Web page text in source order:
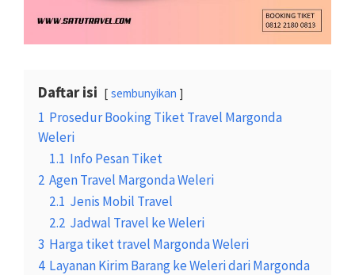
Daftar isi sembunyikan
1 Prosedur Booking Tiket Travel Margonda
Weleri
1.1 Info Pesan Tiket
2 Agen Travel Margonda Weleri
2.1 Jenis Mobil Travel
2.2 Jadwal Travel ke Weleri
3 Harga tiket travel Margonda Weleri
4 Layanan Kirim Barang ke Weleri dari Margonda